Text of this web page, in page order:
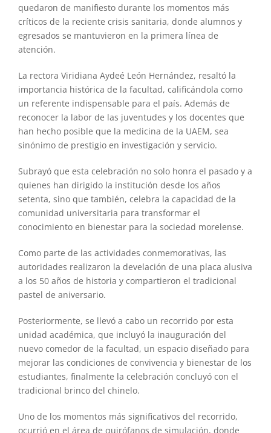
quedaron de manifiesto durante los momentos más
críticos de la reciente crisis sanitaria, donde alumnos y
egresados se mantuvieron en la primera línea de
atención.
La rectora Viridiana Aydeé León Hernández, resaltó la
importancia histórica de la facultad, calificándola como
un referente indispensable para el país. Además de
reconocer la labor de las juventudes y los docentes que
han hecho posible que la medicina de la UAEM, sea
sinónimo de prestigio en investigación y servicio.
Subrayó que esta celebración no solo honra el pasado y a
quienes han dirigido la institución desde los años
setenta, sino que también, celebra la capacidad de la
comunidad universitaria para transformar el
conocimiento en bienestar para la sociedad morelense.
Como parte de las actividades conmemorativas, las
autoridades realizaron la develación de una placa alusiva
a los 50 años de historia y compartieron el tradicional
pastel de aniversario.
Posteriormente, se llevó a cabo un recorrido por esta
unidad académica, que incluyó la inauguración del
nuevo comedor de la facultad, un espacio diseñado para
mejorar las condiciones de convivencia y bienestar de los
estudiantes, finalmente la celebración concluyó con el
tradicional brinco del chinelo.
Uno de los momentos más significativos del recorrido,
ocurrió en el área de quirófanos de simulación, donde